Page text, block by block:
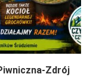
Zdrój